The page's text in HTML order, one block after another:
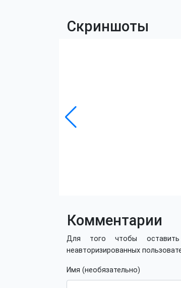
Скриншоты
Комментарии
Для того чтобы
неавторизированных
Имя (необязательно)